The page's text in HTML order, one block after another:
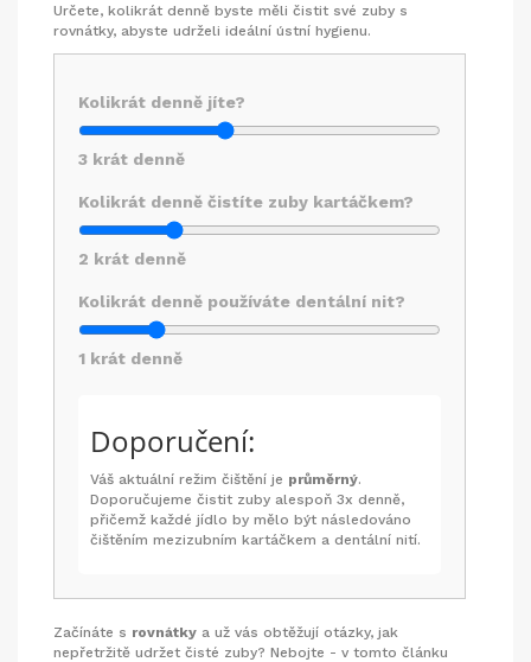
Určete, kolikrát denně byste měli čistit své zuby s
rovnátky, abyste udrželi ideální ústní hygienu.
Kolikrát denně jíte?
3 krát denně
Kolikrát denně čistíte zuby kartáčkem?
2 krát denně
Kolikrát denně používáte dentální nit?
1 krát denně
Doporučení:
Váš aktuální režim čištění je průměrný.
Doporučujeme čistit zuby alespoň 3x denně,
přičemž každé jídlo by mělo být následováno
čištěním mezizubním kartáčkem a dentální nití.
Začínáte s rovnátky a už vás obtěžují otázky, jak
nepřetržitě udržet čisté zuby? Nebojte - v tomto článku